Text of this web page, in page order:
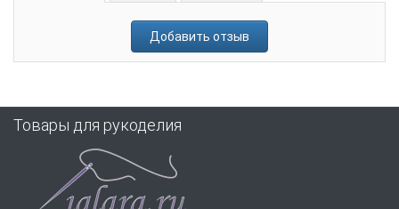
Добавить отзыв
Товары для рукоделия